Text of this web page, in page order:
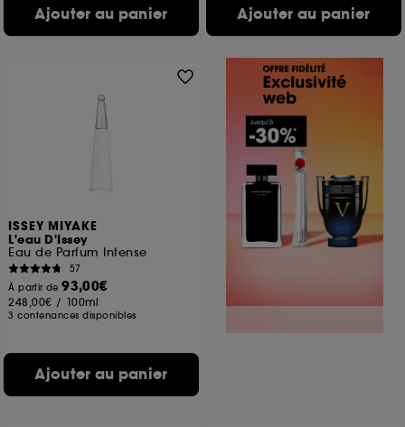
Ajouter au panier Ajouter au panier
ISSEY MIYAKE
L'eau D'Issey
Eau de Parfum Intense
57
À partir de93,00€
248,00€ / 100ml
3 contenances disponibles
Ajouter au panier